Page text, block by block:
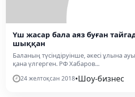
Үш жасар бала аяз буған
шыққан
Баланың түсіндіруінше, әкесі ұлына
қана үлгерген. РФ Хабаров...
24 желтоқсан 2018•Шоу-бизнес